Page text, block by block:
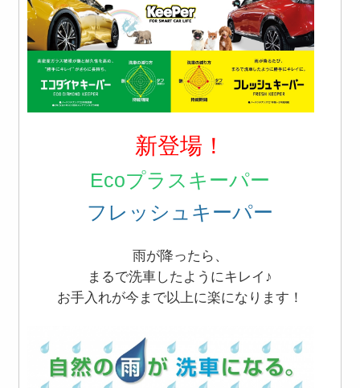
新登場！
Ecoプラスキーパー
フレッシュキーパー
雨が降ったら、
まるで洗車したようにキレイ♪
お手入れが今まで以上に楽になります！